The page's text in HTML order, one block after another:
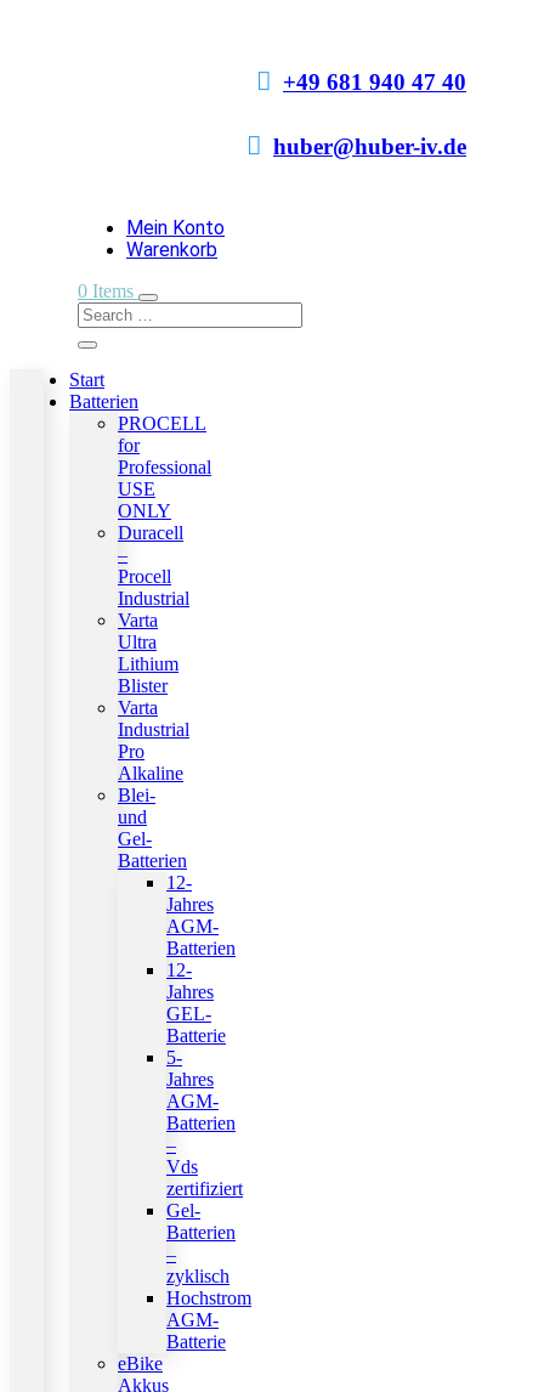
 +49 681 940 47 40
 huber@huber-iv.de
Mein Konto
Warenkorb
0 Items
Start
Batterien
PROCELL
for
Professional
USE
ONLY
Duracell
–
Procell
Industrial
Varta
Ultra
Lithium
Blister
Varta
Industrial
Pro
Alkaline
Blei-
und
Gel-
Batterien
12-
Jahres
AGM-
Batterien
12-
Jahres
GEL-
Batterie
5-
Jahres
AGM-
Batterien
–
Vds
zertifiziert
Gel-
Batterien
–
zyklisch
Hochstrom
AGM-
Batterie
eBike
Akkus